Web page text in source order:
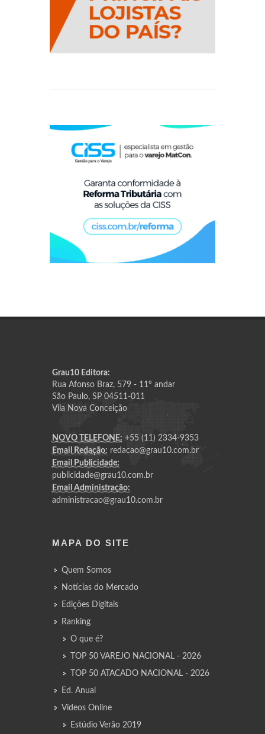
Grau10 Editora:
Rua Afonso Braz, 579 - 11º andar
São Paulo, SP 04511-011
Vila Nova Conceição
NOVO TELEFONE: +55 (11) 2334-9353
Email Redação: redacao@grau10.com.br
Email Publicidade:
publicidade@grau10.com.br
Email Administração:
administracao@grau10.com.br
MAPA DO SITE
Quem Somos
Notícias do Mercado
Edições Digitais
Ranking
O que é?
TOP 50 VAREJO NACIONAL - 2026
TOP 50 ATACADO NACIONAL - 2026
Ed. Anual
Vídeos Online
Estúdio Verão 2019